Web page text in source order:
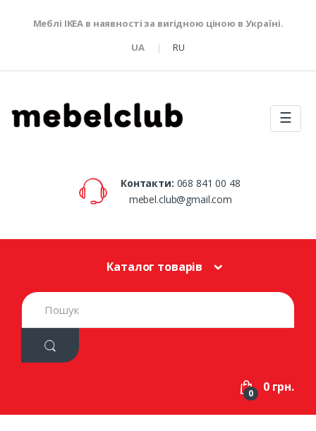
Меблі IKEA в наявності за вигідною ціною в Україні.
UA
RU
☰
Контакти: 068 841 00 48
mebel.club@gmail.com
Каталог товарів
S
e
h
:
0 0 грн.